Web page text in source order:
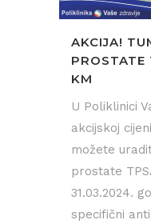
AKCIJA!
KM
U Poliklinici
akcijskoj
možete
prostate
31.03.2024.
specifični